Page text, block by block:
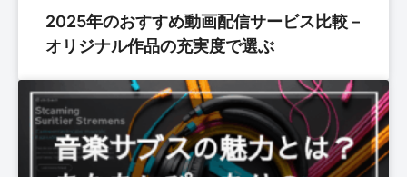
2025年のおすすめ動画配信サービス比較 –
オリジナル作品の充実度で選ぶ